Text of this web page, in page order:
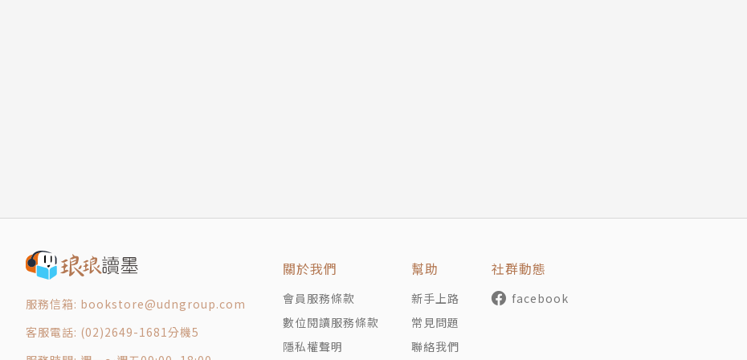
服務信箱: bookstore@udngroup.com
客服電話: (02)2649-1681分機5
關於我們
會員服務條款
數位閱讀服務條款
隱私權聲明
幫助
新手上路
常見問題
聯絡我們
社群動態
facebook